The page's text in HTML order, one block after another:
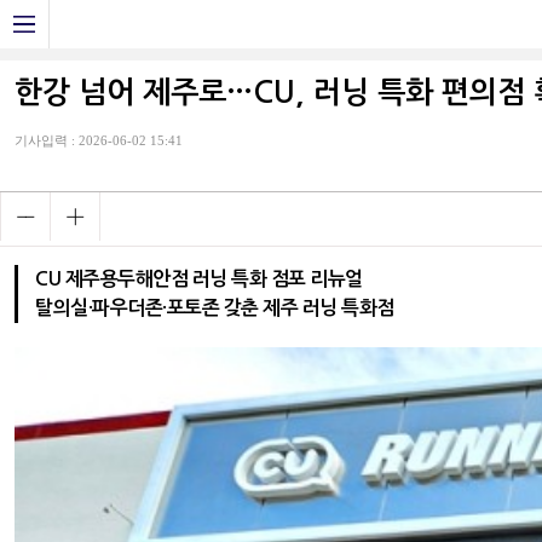
한강 넘어 제주로…CU, 러닝 특화 편의점
기사입력 : 2026-06-02 15:41
CU 제주용두해안점 러닝 특화 점포 리뉴얼
탈의실·파우더존·포토존 갖춘 제주 러닝 특화점